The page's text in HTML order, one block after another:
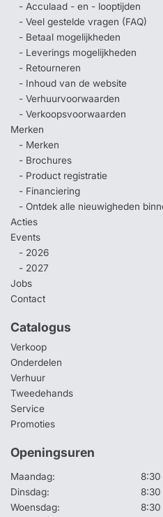
- Acculaad - en - looptijden
- Veel gestelde vragen (FAQ)
- Betaal mogelijkheden
- Leverings mogelijkheden
- Retourneren
- Inhoud van de website
- Verhuurvoorwaarden
- Verkoopsvoorwaarden
Merken
- Merken
- Brochures
- Product registratie
- Financiering
- Ontdek alle nieuwigheden
Acties
Events
- 2026
- 2027
Jobs
Contact
Catalogus
Verkoop
Onderdelen
Verhuur
Tweedehands
Service
Promoties
Openingsuren
Maandag:
8:30
Dinsdag:
8:30
Woensdag:
8:30